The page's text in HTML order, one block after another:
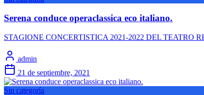
Serena conduce operaclassica eco italiano.
STAGIONE CONCERTISTICA 2021-2022 DEL TEATRO
admin
21 de septiembre, 2021
Sin categoría